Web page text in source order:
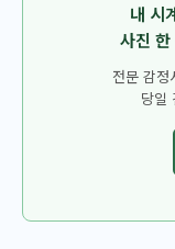
내 시
사진
전문 감
당일